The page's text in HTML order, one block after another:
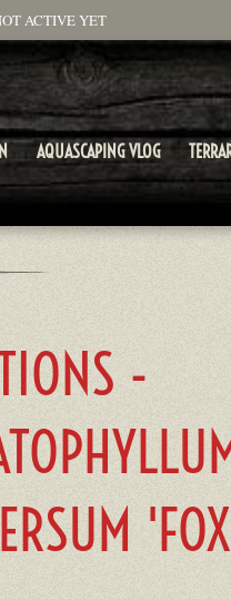
ACTIVE YET
AQUASCAPING VLOG
-